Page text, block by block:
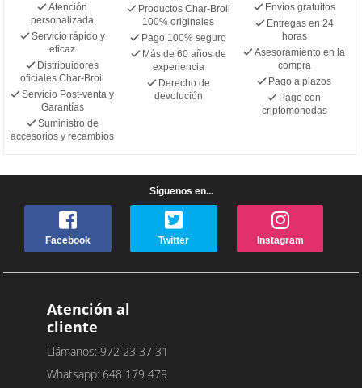
Atención
personalizada
Servicio rápido y
eficaz
Distribuidores
oficiales Char-Broil
Servicio Post-venta y
Garantías
Suministro de
accesorios y recambios
Productos Char-Broil
100% originales
Pago 100% seguro
Más de 60 años de
experiencia
Derecho de
devolución
Envíos gratuitos
Entregas en 24
horas
Asesoramiento en la
compra
Pago a plazos
Pago con
criptomonedas
Síguenos en...
Facebook Twitter Instagram
Atención al
cliente
Llámanos: 972 23 37 31
Whatsapp: 648 179 479